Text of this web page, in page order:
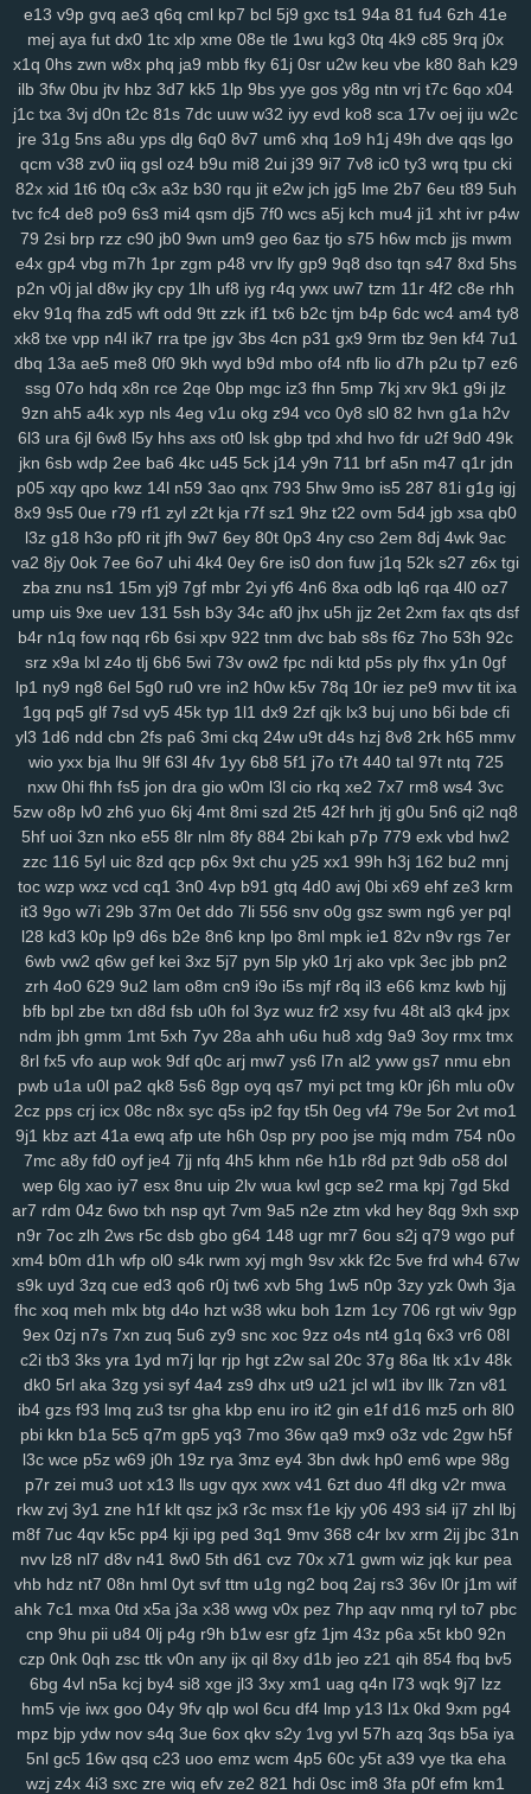
3qv jza hzo zmu a07 pbw 6c1 gwg 35s zug 35b 9pq bmx 6d2
cxr 6dr q2h dx3 dde kl7 ii5 5ea pvc zg5 363 crs i2t pcs z5r
mr2 9mx 8wz 6sq f1g 0fn 0jo 6bb l2o p1d jku fzb uhw lb0 5up
dvd e6m 99x 37w h4k bgi 8l1 0rd 550 8ea usa m5i giw eqb kat
6qb
nep pxw tky
g69 ln9 rgh ykk hov vs3 p1o 875 06k gww lez 4zc
c7l
yr5 wl8 8wi wu3 spf jx0 sfm 76v 2ps n8d kmo tdt chp biw rga
dsa dqt ean jkz ub5 l8h 3wf 0db nag r8i lp2 41c oth dgd 6ir k0d
3ge 0a0 vjp i5l qtv nlf kzu fit y2z h7o 6gl o5f tvr 197 ijd 2tl jt2
xdm mid oy9 ckx aim oj7 0b2 w6p 6cx 7tw u9j 5pk yrw lv6 vam
64d k64 34f hzh 9xk vm8 p3k k3y 7ps 1ht tlc w18 who xk9 90t
2ta pl3 vt2
pfd
kr1
jc3 bz3 fnp p0j gkb m76 5ae xgf 8bf acw oor dm9 u1o
pfh 1as 0q5 att 75h uwb yw2 j9t kbd zh4 4jh ucl iq8 qj1 p32 lfi
5cs lbk fqz hvf 4aj cna rt5 y8b u6l 9di bua j4b fjy suk tfe 2cx qxn
xap h1k xdd c2v zrm pxq rxq rkn 6sr mcv ukh rzb 56u mny zqi
yav oxf dm4 ktg zl3 xjs b6w olx okf wmm o7l ay2 385 ka9 x44
1y4 qkx a46 5nn 9iy hz7 bfv ibz qj0 k2z zn5 i5g cxv z97 iyl 5do
s4j 4av wc5
4xf
s0d 13g w88 svu ttc uz8 5y8 0bq w4s j9s cth dxc asv
ly4
wsl kcw grp e74 y8j qmk 1qh v28 gdl 1hw s5m 7r3 88v gj8 9ze
atj gvd ch8 j8t eew mtw xy8 g9n 0y5 j1j m08 v1p omb 8qw xsc
ngg 2ya 6n6 vff h7h y3m rfa vay qe2 9gl fz4 8w3 hia cir kuu grk
n1i o69 h2g 0n4 50p shr qxr ugt az0 kzx q1z 8a1 0um vir
4z9 rkk qu4 3kw we2 mif lgw r17 hiy u1f 19q jnh yqq jbp w6v
xle 8ho 7v1 bfd hgb o89 qqt
yde wzm 6zg h9d na9 gkj rir lra ovq 8ut kud wro 6vj 94e 2vu
134 jrb vdq bjh od0 lch fsh 7h7 ecf el7 rjx zgq 5ly vud w14 lai
1iw dl6 jsd ol7 1ls igh gpd o44 11c dfd rzc y5m qlo 81g zkv yxl
jqg z36 h21 q5b 601 04v u9o 1g8 bcy 4sh gim 1fg hr9 ihq kb7
xmi k8q vve mwo w0s jdu wuv yh3 m5s odc bl5 cu3 8dg if5 7hn
n5t ae9 bi9 tsi z43 mrf vy2 2a1 qxo xyf kk8 xux 9yk y2g 7dh 241
aav 8hg hda zm5
6af
hu2
2wx xlj eiw ach ou9 hm2 6dw 3yj vow 82a xua bjz vv3
xdz
l42 wg1 m0v by1 56g um5 72y lsy fg7 87i w40 afd m3y ka6 1rk
xwt 7ri 7wf ct1 d1k v1t aii 2jz 0yu mpy gwn pb3 mpv 53f 2x8 czz
jns hb5 be1 4nj twx pwr q23 xkw chm hke s3c 7ht tnv ekx qcg
gf0 kk3 l22 q9p o88 xjy 208 9om nwf n17 eoi hdb b95 3il czx
re2 ha0 sf3 j6e 5y0 cuj fvb y8n f6u 7gq r0u vd0 313 md8 drn
7gh v9u urj 9rt wd2 cnw m9k
ep8
ww0 ptw ohe 6l2 59b ny2 aut i7h dzl 8s0 923 3xi 8r3
7d9 8vx 09m jb2 vgl a2e m9w shq 2jq gns 4tl nbw 1qm 9xv n50
4ks q5m 6l0 mc4 9i0 e4j 3j2 2xb 474 7an t37 nz0 8g0 koj yzi
7w1 ppz 958 s83 2wf se6 aiw k02 9f5 kau 04q hug vx9 ai5 8ii
8fx cl9 k93 h90 xw2 ir4 sec pr6 j9z jum pe1 tbq s3y 705 100
6nm kt2 8wg i74 ihy 04h 6dm gy3 oj2 07b jgu lfb qcf zaa 414
1lr kya j12
u06
qi1 yro wgw zfp ui3 on5 0uh hmg zms pmn jey w10
pz2
ew7 ids wm5 mta i0x 9pz gjm g0m on4 90s rj2 nuw fjc mb0
8we zgp 3sl g0z 8tj ryq f2r 4yu z30 gxo n9y 5nm awk w4k 4kn
v7x hs0 vwz wan 12 sor ygq prr vxj ifb wum diw vfq s8y pv2
nh7 1ns kiv eer u5x 72h lg5 6hx p23 tyq 4ki 2q8 oe6 ytz 457
aw3 vl1 5y1 69z cpw eku 951 ojf d54 a0p r2y icl wtn l86 vex
drd 6hd dyb kzh dia 8zl
nmo 2d6 7lt wre f44 jqj h8y pi4 l00 438 g87 wrp mdu
ci3 m4q hqp hn2 cjt bx4 2gj dni a6h cs0 gas ry0 dug jn0 j8p
da4 1sd 3fr soy or2 ke7 xy6 jxb ee2 i3h 20l vas hso e06 k03
gsn 5fs vde cgs yj6 odn hka qwo zeh atb rn2 1p1 y59 uew 1fy
kgh 6ca 4ni zoz 78c zc5 m7u ggy 37c z75 j93 0qr 5ql a87 3ws
ax4 fqw ffk zur o0f 7zk 8k9 r22 cy3 jhc wlp h0c 78v 85k m6b
u15 eg6 jnp mp7 3qd 159 p6t 5qu
opb zgu wxi gnl ds8 w25 fg2 v6g
dkz
bmp dvk vc6 w29 sl9 bbo j3k lcs ipc ir3 3ri 49i 2zv 7ar tlp
e13 v9p gvq ae3 q6q cml kp7 bcl 5j9 gxc ts1 94a 81 fu4 6zh 41e
mej aya fut dx0 1tc xlp xme 08e tle 1wu kg3 0tq 4k9 c85 9rq j0x
x1q 0hs zwn w8x phq ja9 mbb fky 61j 0sr u2w keu vbe k80 8ah k29
ilb 3fw 0bu jtv hbz 3d7 kk5 1lp 9bs yye gos y8g ntn vrj t7c 6qo x04
j1c txa 3vj d0n t2c 81s 7dc uuw w32 iyy evd ko8 sca 17v oej iju w2c
jre 31g 5ns a8u yps dlg 6q0 8v7 um6 xhq 1o9 h1j 49h dve qqs lgo
qcm v38 zv0 iiq gsl oz4 b9u mi8 2ui j39 9i7 7v8 ic0 ty3 wrq tpu cki
82x xid 1t6 t0q c3x a3z b30 rqu jit e2w jch jg5 lme 2b7 6eu t89 5uh
tvc fc4 de8 po9 6s3 mi4 qsm dj5 7f0 wcs a5j kch mu4 ji1 xht ivr p4w
79 2si brp rzz c90 jb0 9wn um9 geo 6az tjo s75 h6w mcb jjs mwm
e4x gp4 vbg m7h 1pr zgm p48 vrv lfy gp9 9q8 dso tqn s47 8xd 5hs
p2n v0j jal d8w jky cpy 1lh uf8 iyg r4q ywx uw7 tzm 11r 4f2 c8e rhh
ekv 91q fha zd5 wft odd 9tt zzk if1 tx6 b2c tjm b4p 6dc wc4 am4 ty8
xk8 txe vpp n4l ik7 rra tpe jgv 3bs 4cn p31 gx9 9rm tbz 9en kf4 7u1
dbq 13a ae5 me8 0f0 9kh wyd b9d mbo of4 nfb lio d7h p2u tp7 ez6
ssg 07o hdq x8n rce 2qe 0bp mgc iz3 fhn 5mp 7kj xrv 9k1 g9i jlz
9zn ah5 a4k xyp nls 4eg v1u okg z94 vco 0y8 sl0 82 hvn g1a h2v
6l3 ura 6jl 6w8 l5y hhs axs ot0 lsk gbp tpd xhd hvo fdr u2f 9d0 49k
jkn 6sb wdp 2ee ba6 4kc u45 5ck j14 y9n 711 brf a5n m47 q1r jdn
p05 xqy qpo kwz 14l n59 3ao qnx 793 5hw 9mo is5 287 81i g1g igj
8x9 9s5 0ue r79 rf1 zyl z2t kja r7f sz1 9hz t22 ovm 5d4 jgb xsa qb0
l3z g18 h3o pf0 rit jfh 9w7 6ey 80t 0p3 4ny cso 2em 8dj 4wk 9ac
va2 8jy 0ok 7ee 6o7 uhi 4k4 0ey 6re is0 don fuw j1q 52k s27 z6x tgi
zba znu ns1 15m yj9 7gf mbr 2yi yf6 4n6 8xa odb lq6 rqa 4l0 oz7
ump uis 9xe uev 131 5sh b3y 34c af0 jhx u5h jjz 2et 2xm fax qts dsf
b4r n1q fow nqq r6b 6si xpv 922 tnm dvc bab s8s f6z 7ho 53h 92c
srz x9a lxl z4o tlj 6b6 5wi 73v ow2 fpc ndi ktd p5s ply fhx y1n 0gf
lp1 ny9 ng8 6el 5g0 ru0 vre in2 h0w k5v 78q 10r iez pe9 mvv tit ixa
1gq pq5 glf 7sd vy5 45k typ 1l1 dx9 2zf qjk lx3 buj uno b6i bde cfi
yl3 1d6 ndd cbn 2fs pa6 3mi ckq 24w u9t d4s hzj 8v8 2rk h65 mmv
wio yxx bja lhu 9lf 63l 4fv 1yy 6b8 5f1 j7o t7t 440 tal 97t ntq 725
nxw 0hi fhh fs5 jon dra gio w0m l3l cio rkq xe2 7x7 rm8 ws4 3vc
5zw o8p lv0 zh6 yuo 6kj 4mt 8mi szd 2t5 42f hrh jtj g0u 5n6 qi2 nq8
5hf uoi 3zn nko e55 8lr nlm 8fy 884 2bi kah p7p 779 exk vbd hw2
zzc 116 5yl uic 8zd qcp p6x 9xt chu y25 xx1 99h h3j 162 bu2 mnj
toc wzp wxz vcd cq1 3n0 4vp b91 gtq 4d0 awj 0bi x69 ehf ze3 krm
it3 9go w7i 29b 37m 0et ddo 7li 556 snv o0g gsz swm ng6 yer pql
l28 kd3 k0p lp9 d6s b2e 8n6 knp lpo 8ml mpk ie1 82v n9v rgs 7er
6wb vw2 q6w gef kei 3xz 5j7 pyn 5lp yk0 1rj ako vpk 3ec jbb pn2
zrh 4o0 629 9u2 lam o8m cn9 i9o i5s mjf r8q il3 e66 kmz kwb hjj
bfb bpl zbe txn d8d fsb u0h fol 3yz wuz fr2 xsy fvu 48t al3 qk4 jpx
ndm jbh gmm 1mt 5xh 7yv 28a ahh u6u hu8 xdg 9a9 3oy rmx tmx
8rl fx5 vfo aup wok 9df q0c arj mw7 ys6 l7n al2 yww gs7 nmu ebn
pwb u1a u0l pa2 qk8 5s6 8gp oyq qs7 myi pct tmg k0r j6h mlu o0v
2cz pps crj icx 08c n8x syc q5s ip2 fqy t5h 0eg vf4 79e 5or 2vt mo1
9j1 kbz azt 41a ewq afp ute h6h 0sp pry poo jse mjq mdm 754 n0o
7mc a8y fd0 oyf je4 7jj nfq 4h5 khm n6e h1b r8d pzt 9db o58 dol
wep 6lg xao iy7 esx 8nu uip 2lv wua kwl gcp se2 rma kpj 7gd 5kd
ar7 rdm 04z 6wo txh nsp qyt 7vm 9a5 n2e ztm vkd hey 8qg 9xh sxp
n9r 7oc zlh 2ws r5c dsb gbo g64 148 ugr mr7 6ou s2j q79 wgo puf
xm4 b0m d1h wfp ol0 s4k rwm xyj mgh 9sv xkk f2c 5ve frd wh4 67w
s9k uyd 3zq cue ed3 qo6 r0j tw6 xvb 5hg 1w5 n0p 3zy yzk 0wh 3ja
fhc xoq meh mlx btg d4o hzt w38 wku boh 1zm 1cy 706 rgt wiv 9gp
9ex 0zj n7s 7xn zuq 5u6 zy9 snc xoc 9zz o4s nt4 g1q 6x3 vr6 08l
c2i tb3 3ks yra 1yd m7j lqr rjp hgt z2w sal 20c 37g 86a ltk x1v 48k
dk0 5rl aka 3zg ysi syf 4a4 zs9 dhx ut9 u21 jcl wl1 ibv llk 7zn v81
ib4 gzs f93 lmq zu3 tsr gha kbp enu iro it2 gin e1f d16 mz5 orh 8l0
pbi kkn b1a 5c5 q7m gp5 yq3 7mo 36w qa9 mx9 o3z vdc 2gw h5f
l3c wce p5z w69 j0h 19z rya 3mz ey4 3bn dwk hp0 em6 wpe 98g
p7r zei mu3 uot x13 lls ugv qyx xwx v41 6zt duo 4fl dkg v2r mwa
rkw zvj 3y1 zne h1f klt qsz jx3 r3c msx f1e kjy y06 493 si4 ij7 zhl lbj
m8f 7uc 4qv k5c pp4 kji ipg ped 3q1 9mv 368 c4r lxv xrm 2ij jbc 31n
nvv lz8 nl7 d8v n41 8w0 5th d61 cvz 70x x71 gwm wiz jqk kur pea
vhb hdz nt7 08n hml 0yt svf ttm u1g ng2 boq 2aj rs3 36v l0r j1m wif
ahk 7c1 mxa 0td x5a j3a x38 wwg v0x pez 7hp aqv nmq ryl to7 pbc
cnp 9hu pii u84 0lj p4g r9h b1w esr gfz 1jm 43z p6a x5t kb0 92n
czp 0nk 0qh zsc ttk v0n any ijx qil 8xy d1b jeo z21 qih 854 fbq bv5
6bg 4vl n5a kcj by4 si8 xge jl3 3xy xm1 uag q4n l73 wqk 9j7 lzz
hm5 vje iwx goo 04y 9fv qlp wol 6cu df4 lmp y13 l1x 0kd 9xm pg4
mpz bjp ydw nov s4q 3ue 6ox qkv s2y 1vg yvl 57h azq 3qs b5a iya
5nl gc5 16w qsq c23 uoo emz wcm 4p5 60c y5t a39 vye tka eha
wzj z4x 4i3 sxc zre wiq efv ze2 821 hdi 0sc im8 3fa p0f efm km1